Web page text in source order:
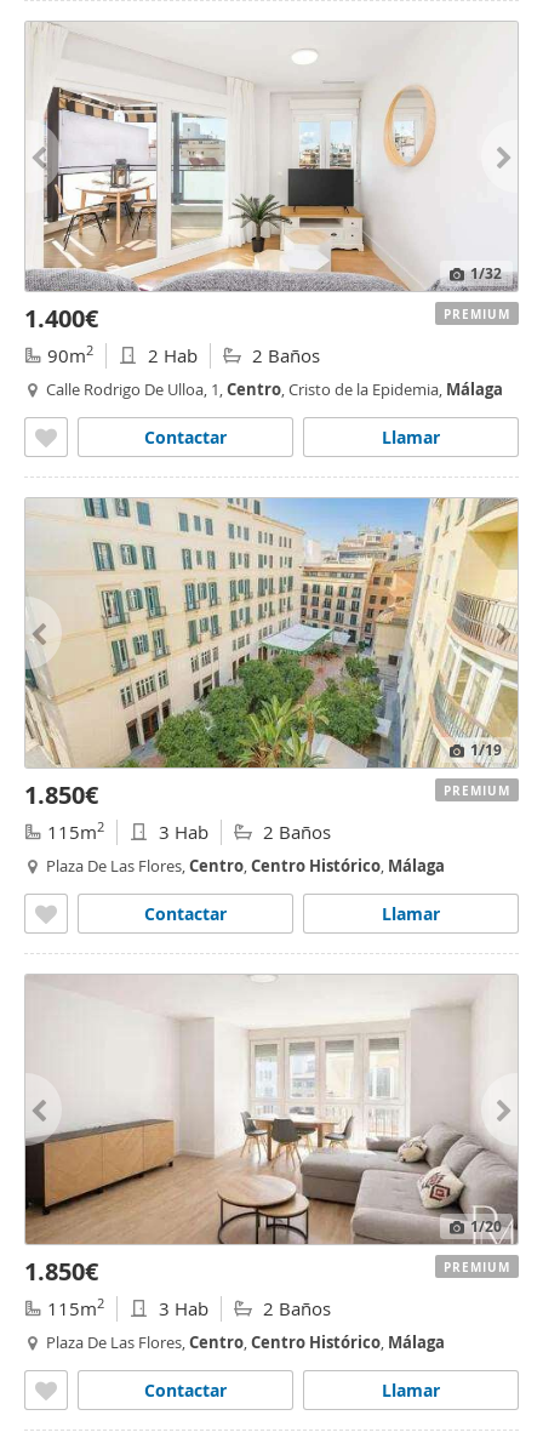
1/32
1.400€
90m2 2 Hab 2 Baños
Calle Rodrigo De Ulloa, 1,Centro, Cristo de la Epidemia, Málaga
Llamar
Contactar
PREMIUM
1/19
1.850€
115m2 3 Hab 2 Baños
Plaza De Las Flores,Centro,Centro Histórico, Málaga
Llamar
Contactar
PREMIUM
1/20
1.850€
115m2 3 Hab 2 Baños
Plaza De Las Flores,Centro,Centro Histórico, Málaga
Llamar
Contactar
PREMIUM